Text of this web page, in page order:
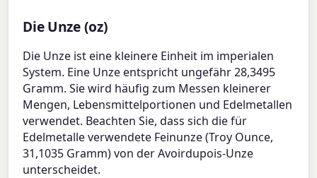
Die Unze (oz)
Die Unze ist eine kleinere Einheit im imperialen
System. Eine Unze entspricht ungefähr 28,3495
Gramm. Sie wird häufig zum Messen kleinerer
Mengen, Lebensmittelportionen und Edelmetallen
verwendet. Beachten Sie, dass sich die für
Edelmetalle verwendete Feinunze (Troy Ounce,
31,1035 Gramm) von der Avoirdupois-Unze
unterscheidet.